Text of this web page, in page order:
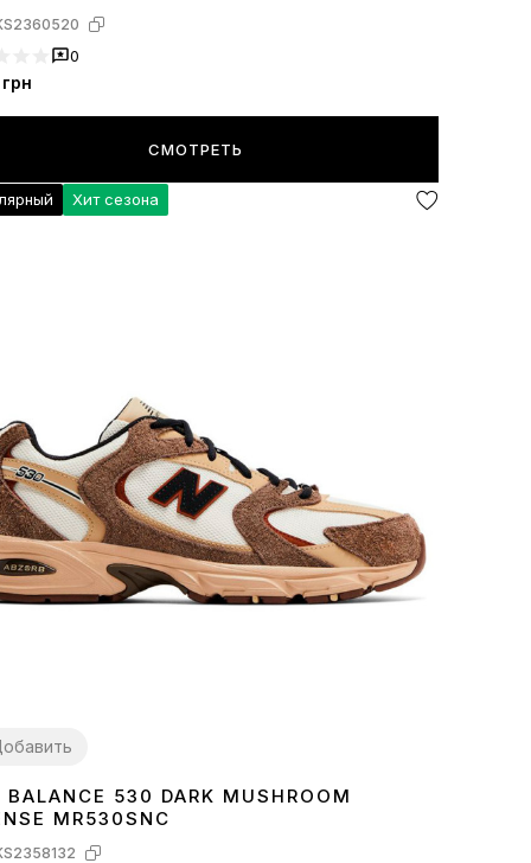
0
грн
СМОТРЕТЬ
Хит сезона
3839404142 434445
BALANCE 530 DARK MUSHROOM
MR530SNC